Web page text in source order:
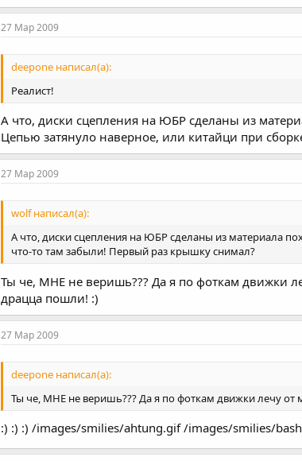
27 Мар 2009
deepone написал(а):
Реалист!
А что, диски сцепления на ЮБР сделаны из
Цепью затянуло наверное, или китайци при
27 Мар 2009
wolf написал(а):
А что, диски сцепления на ЮБР сделаны из материала
что-то там забыли! Первый раз крышку снимал?
Ты че, МНЕ не веришь??? Да я по фоткам движки
драцца пошли! :)
27 Мар 2009
deepone написал(а):
Ты че, МНЕ не веришь??? Да я по фоткам движки лечу
:) :) :) /images/smilies/ahtung.gif /images/smilies/